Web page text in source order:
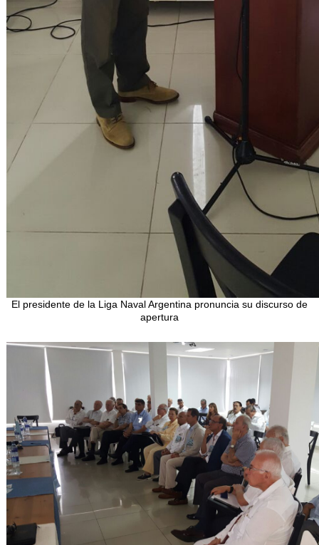
El presidente de la Liga Naval Argentina pronuncia su discurso de
apertura